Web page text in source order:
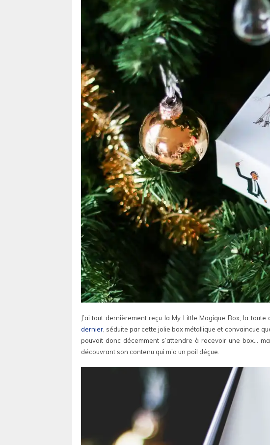
J’ai tout dernièrement reçu la My Little Magique Box, la
dernier , séduite par cette jolie box métallique et convaincue
pouvait donc décemment s’attendre à recevoir une box…
découvrant son contenu qui m’a un poil déçue.